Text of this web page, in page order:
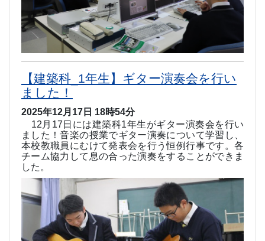
【建築科_1年生】ギター演奏会を行い
ました！
2025年12月17日 18時54分
12 月 17 日には建築科1年生がギター演奏会を行い
ました！音楽の授業でギター演奏について学習し、
本校教職員にむけて発表会を行う恒例行事です。各
チーム協力して息の合った演奏をすることができま
した。